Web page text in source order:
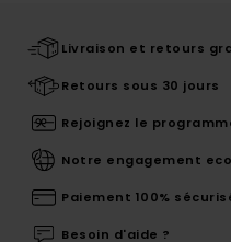
Livraison et retours
Retours sous 30 jours
Rejoignez le
Notre engagement
Paiement 100%
Besoin d'aide ?